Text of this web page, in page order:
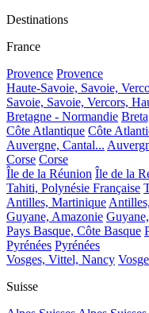
Destinations
France
Provence Provence
Haute-Savoie, Savoie,
Savoie, Savoie, Vercors,
Bretagne - Normandie
Côte Atlantique Côte
Auvergne, Cantal...
Corse Corse
Île de la Réunion Île de la
Tahiti, Polynésie Française
Antilles, Martinique
Guyane, Amazonie
Pays Basque, Côte Basque
Pyrénées Pyrénées
Vosges, Vittel, Nancy
Suisse